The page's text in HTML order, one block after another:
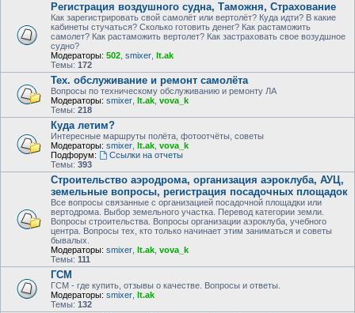
Регистрация воздушного судна, Таможня, Страхование
Как зарегистрировать свой самолёт или вертолёт? Куда идти? В какие
кабинеты стучаться? Сколько готовить денег? Как растаможить
самолет? Как растаможить вертолет? Как застраховать свое возудшное
судно?
Модераторы: 502 smixer lt.ak
Темы: 172
Тех. обслуживание и ремонт самолёта
Вопросы по техническому обслуживанию и ремонту ЛА
Модераторы: smixer lt.ak vova_k
Темы: 218
Куда летим?
Интересные маршруты полёта, фотоотчёты, советы
Модераторы: smixer lt.ak vova_k
Подфорум:
Ссылки на отчеты
Темы: 393
Строительство аэродрома, организация аэроклуба, АУЦ,
земельные вопросы, регистрация посадочных площадок
Все вопросы связанные с организацией посадочной площадки или
вертодрома. Выбор земельного участка. Перевод категории земли.
Вопросы строительства. Вопросы организации аэроклуба, учебного
центра. Вопросы тех, кто только начинает этим заниматься и советы
бывалых.
Модераторы: smixer lt.ak vova_k
Темы: 111
ГСМ
ГСМ - где купить, отзывы о качестве. Вопросы и ответы.
Модераторы: smixer lt.ak
Темы: 132